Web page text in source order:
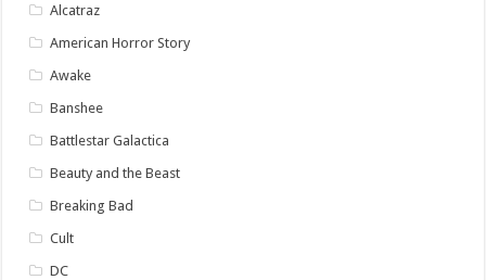
Alcatraz
American Horror Story
Awake
Banshee
Battlestar Galactica
Beauty and the Beast
Breaking Bad
Cult
DC